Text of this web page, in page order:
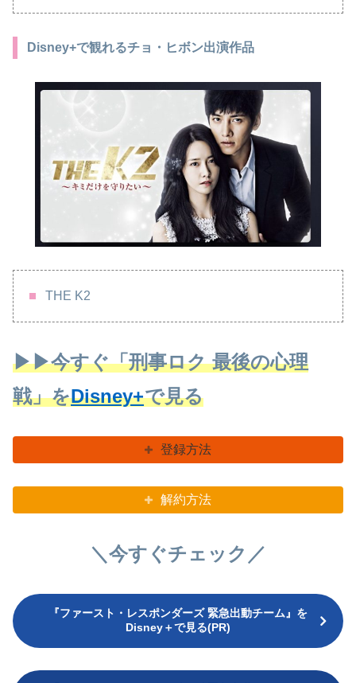
Disney+で観れるチョ・ヒボン出演作品
THE K2
▶▶今すぐ「刑事ロク 最後の心理
戦」をDisney+で見る
登録方法
解約方法
＼今すぐチェック／
『ファースト・レスポンダーズ 緊急出動チーム』を
Disney＋で見る(PR)